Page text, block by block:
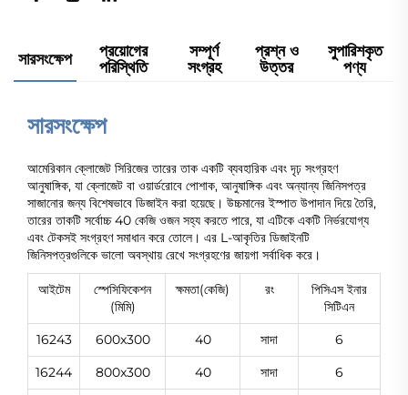
সারসংক্ষেপ
প্রয়োগের
পরিস্থিতি
সম্পূর্ণ
সংগ্রহ
প্রশ্ন ও
উত্তর
সুপারিশকৃত
পণ্য
সারসংক্ষেপ
আমেরিকান ক্লোজেট সিরিজের তারের তাক একটি ব্যবহারিক এবং দৃঢ় সংগ্রহণ
আনুষাঙ্গিক, যা ক্লোজেট বা ওয়ার্ডরোবে পোশাক, আনুষাঙ্গিক এবং অন্যান্য জিনিসপত্র
সাজানোর জন্য বিশেষভাবে ডিজাইন করা হয়েছে। উচ্চমানের ইস্পাত উপাদান দিয়ে তৈরি,
তারের তাকটি সর্বোচ্চ 40 কেজি ওজন সহ্য করতে পারে, যা এটিকে একটি নির্ভরযোগ্য
এবং টেকসই সংগ্রহণ সমাধান করে তোলে। এর L-আকৃতির ডিজাইনটি
জিনিসপত্রগুলিকে ভালো অবস্থায় রেখে সংগ্রহণের জায়গা সর্বাধিক করে।
আইটেম
স্পেসিফিকেশন
(মিমি)
ক্ষমতা(কেজি) রং
পিসিএস ইনার
সিটিএন
16243
600x300 40 সাদা
6
16244
800x300 40 সাদা
6